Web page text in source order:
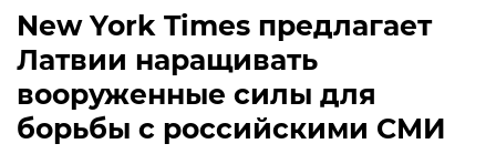
New York Times предлагает
Латвии наращивать
вооруженные силы для
борьбы с российскими СМИ